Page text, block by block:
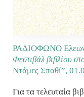
ΡΑΔΙΟΦΩΝΟ
Φεστιβάλ βιβλίου
Ντάμες Σπαθί”,
Για τα τελευταία